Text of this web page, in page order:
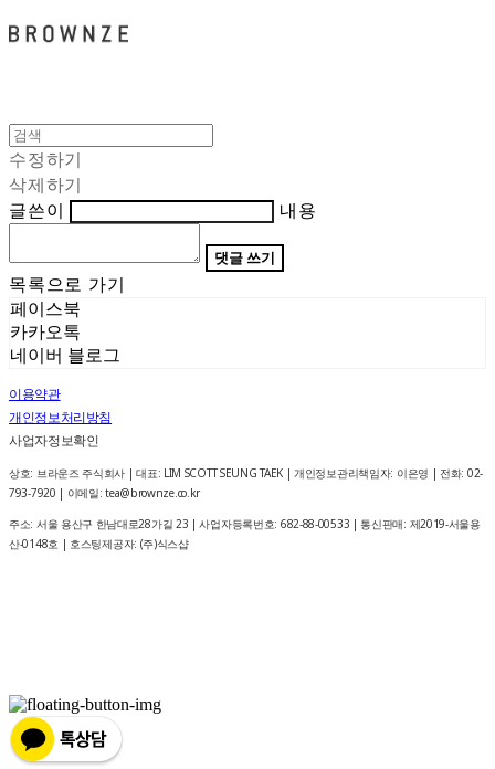
수정하기
삭제하기
글쓴이
내용
댓글 쓰기
목록으로 가기
페이스북
카카오톡
네이버 블로그
이용약관
개인정보처리방침
사업자정보확인
상호: 브라운즈 주식회사 | 대표: LIM SCOTT SEUNG TAEK | 개인정보관리책임자: 이은영 | 전화: 02-
793-7920 | 이메일: tea@brownze.co.kr
주소: 서울 용산구 한남대로28가길 23 | 사업자등록번호: 682-88-00533 | 통신판매: 제2019-서울용
산-0148호 | 호스팅제공자: (주)식스샵